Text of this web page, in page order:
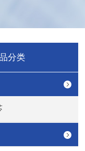
分类